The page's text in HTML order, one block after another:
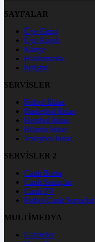
SAYFALAR
Üye Girişi
Üye Kaydı
Künye
Hakkımızda
İletişim
SERVİSLER
Futbol İddaa
Basketbol İddaa
Hentbol İddaa
Bilardo İddaa
Voleybol İddaa
SERVİSLER 2
Canlı Borsa
Canlı Sonuçlar
Canlı TV
Futbol Canlı Sonuçlar
MULTİMEDYA
Gazeteler